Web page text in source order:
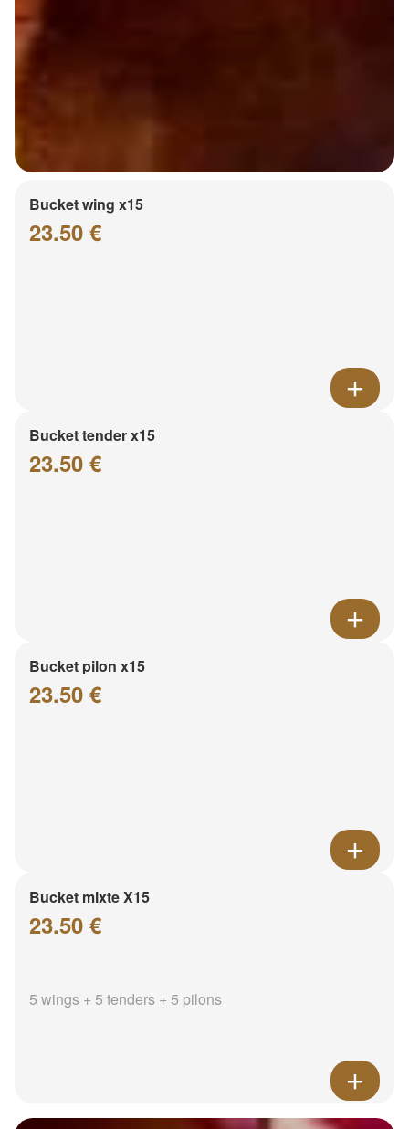
Bucket wing x15
23.50 €
Bucket tender x15
23.50 €
Bucket pilon x15
23.50 €
Bucket mixte X15
23.50 €
5 wings + 5 tenders + 5 pilons